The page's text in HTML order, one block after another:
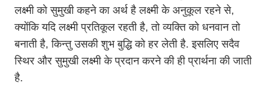
लक्ष्मी को सुमुखी कहने का अर्थ है लक्ष्मी के अनुकूल रहने से,
क्योंकि यदि लक्ष्मी प्रतिकूल रहती है, तो व्यक्ति को धनवान तो
बनाती है, किन्तु उसकी शुभ बुद्धि को हर लेती है. इसलिए सदैव
स्थिर और सुमुखी लक्ष्मी के प्रदान करने की ही प्रार्थना की जाती
है.